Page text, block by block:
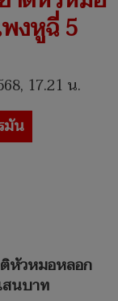
งหูฉี่ 5
17.21 น.
มัน
ติหัวหมอหลอก
นบาท